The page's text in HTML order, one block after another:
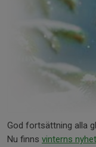
God fortsättning alla
Nu finns vinterns